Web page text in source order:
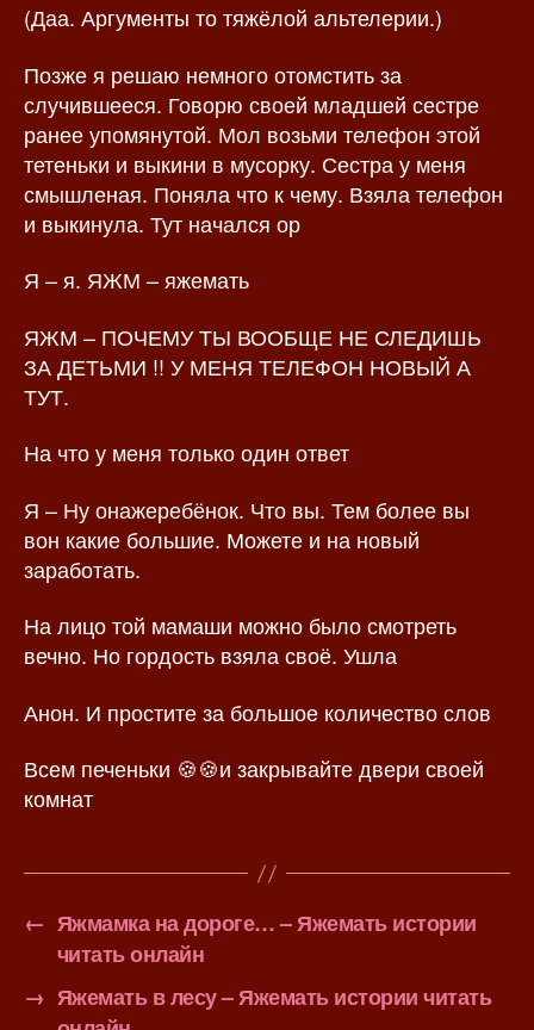
(Даа. Аргументы то тяжёлой альтелерии.)
Позже я решаю немного отомстить за
случившееся. Говорю своей младшей сестре
ранее упомянутой. Мол возьми телефон этой
тетеньки и выкини в мусорку. Сестра у меня
смышленая. Поняла что к чему. Взяла телефон
и выкинула. Тут начался ор
Я – я. ЯЖМ – яжемать
ЯЖМ – ПОЧЕМУ ТЫ ВООБЩЕ НЕ СЛЕДИШЬ
ЗА ДЕТЬМИ !! У МЕНЯ ТЕЛЕФОН НОВЫЙ А
ТУТ.
На что у меня только один ответ
Я – Ну онажеребёнок. Что вы. Тем более вы
вон какие большие. Можете и на новый
заработать.
На лицо той мамаши можно было смотреть
вечно. Но гордость взяла своё. Ушла
Анон. И простите за большое количество слов
Всем печеньки 🍪🍪и закрывайте двери своей
комнат
← Яжмамка на дороге… – Яжемать истории
читать онлайн
→ Яжемать в лесу – Яжемать истории читать